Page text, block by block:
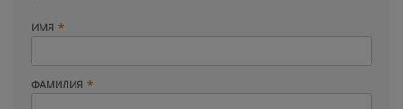
ИМЯ
ФАМИЛИЯ